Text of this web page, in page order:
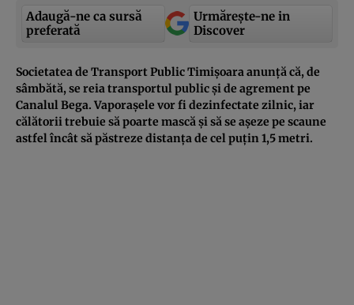
Adaugă-ne ca sursă
preferată
Urmărește-ne in
Discover
Societatea de Transport Public Timișoara anunță că, de
sâmbătă, se reia transportul public și de agrement pe
Canalul Bega. Vaporașele vor fi dezinfectate zilnic, iar
călătorii trebuie să poarte mască și să se așeze pe scaune
astfel încât să păstreze distanța de cel puțin 1,5 metri.